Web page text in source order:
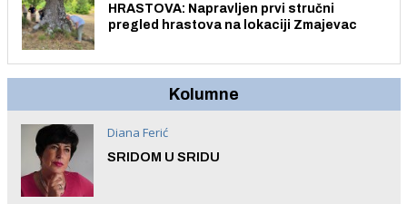
HRASTOVA: Napravljen prvi stručni
pregled hrastova na lokaciji Zmajevac
Kolumne
Diana Ferić
SRIDOM U SRIDU